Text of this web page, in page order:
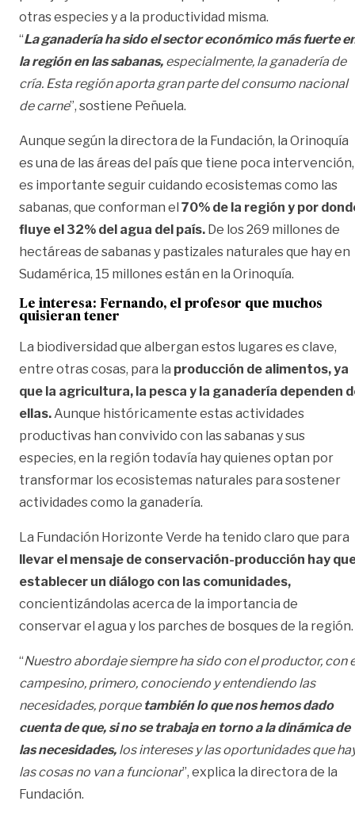
otras especies y a la productividad misma.
“La ganadería ha sido el sector económico más fuerte
la región en las sabanas, especialmente, la ganadería de
cría. Esta región aporta gran parte del consumo nacional
de carne”, sostiene Peñuela.
Aunque según la directora de la Fundación, la Orinoquía
es una de las áreas del país que tiene poca intervención,
es importante seguir cuidando ecosistemas como las
sabanas, que conforman el 70% de la región y por
fluye el 32% del agua del país. De los 269 millones de
hectáreas de sabanas y pastizales naturales que hay en
Sudamérica, 15 millones están en la Orinoquía.
Le interesa: Fernando, el profesor que muchos
quisieran tener
La biodiversidad que albergan estos lugares es clave,
entre otras cosas, para la producción de alimentos, ya
que la agricultura, la pesca y la ganadería dependen
ellas.Aunque históricamente estas actividades
productivas han convivido con las sabanas y sus
especies, en la región todavía hay quienes optan por
transformar los ecosistemas naturales para sostener
actividades como la ganadería.
La Fundación Horizonte Verde ha tenido claro que para
llevar el mensaje de conservación-producción hay
establecer un diálogo con las comunidades,
concientizándolas acerca de la importancia de
conservar el agua y los parches de bosques de la región.
“Nuestro abordaje siempre ha sido con el productor, con
campesino, primero, conociendo y entendiendo las
necesidades, porquetambién lo que nos hemos dado
cuenta de que, si no se trabaja en torno a la dinámica de
las necesidades, los intereses y las oportunidades que
las cosas no van a funcionar”, explica la directora de la
Fundación.